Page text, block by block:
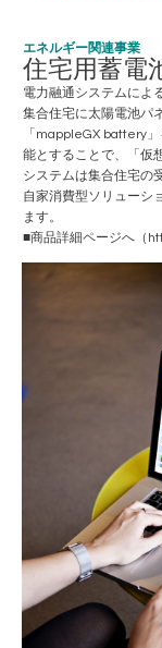
エネルギー関連事業
住宅用蓄電
電力融通システムによ
集合住宅に太陽電池パ
「mappleGX battery
能とすることで、「仮
システムは集合住宅の
自家消費型ソリューシ
ます。
■商品詳細ページへ（